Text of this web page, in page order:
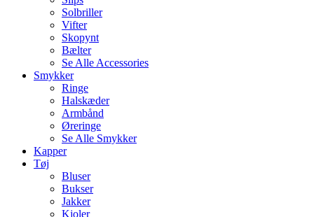
Solbriller
Vifter
Skopynt
Bælter
Se Alle Accessories
Smykker
Ringe
Halskæder
Armbånd
Øreringe
Se Alle Smykker
Kapper
Tøj
Bluser
Bukser
Jakker
Kjoler